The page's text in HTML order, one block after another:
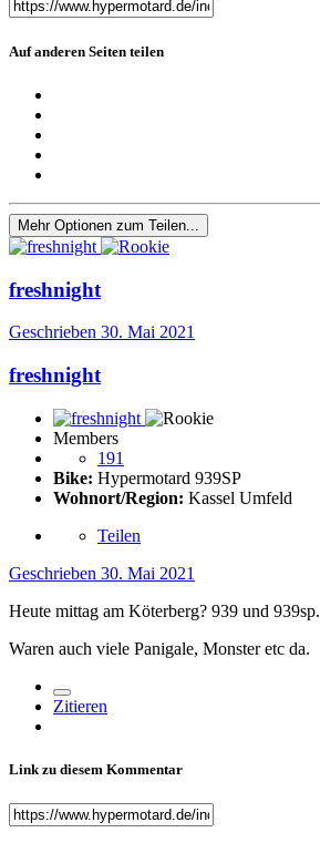
Auf anderen Seiten teilen
Mehr Optionen zum Teilen...
freshnight
Geschrieben 30. Mai 2021
freshnight
Members
191
Bike: Hypermotard 939SP
Wohnort/Region: Kassel Umfeld
Teilen
Geschrieben 30. Mai 2021
Heute mittag am Köterberg? 939 und 939sp.
Waren auch viele Panigale, Monster etc da.
Zitieren
Link zu diesem Kommentar